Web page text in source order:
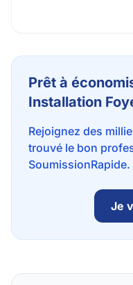
Prêt à
Installation
Rejoignez des
trouvé le bon
SoumissionRapide.
Je